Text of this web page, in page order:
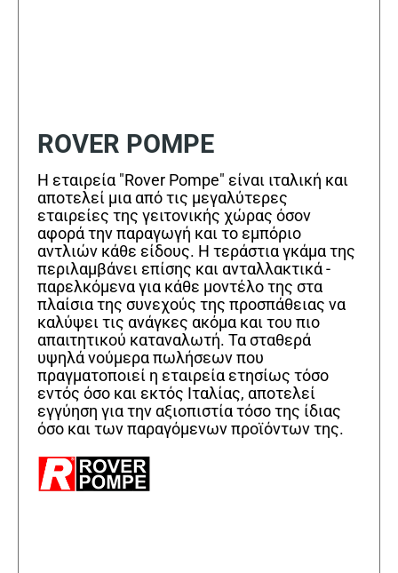
ROVER POMPE
Η εταιρεία "Rover Pompe" είναι ιταλική και
αποτελεί μια από τις μεγαλύτερες
εταιρείες της γειτονικής χώρας όσον
αφορά την παραγωγή και το εμπόριο
αντλιών κάθε είδους. Η τεράστια γκάμα της
περιλαμβάνει επίσης και ανταλλακτικά -
παρελκόμενα για κάθε μοντέλο της στα
πλαίσια της συνεχούς της προσπάθειας να
καλύψει τις ανάγκες ακόμα και του πιο
απαιτητικού καταναλωτή. Τα σταθερά
υψηλά νούμερα πωλήσεων που
πραγματοποιεί η εταιρεία ετησίως τόσο
εντός όσο και εκτός Ιταλίας, αποτελεί
εγγύηση για την αξιοπιστία τόσο της ίδιας
όσο και των παραγόμενων προϊόντων της.